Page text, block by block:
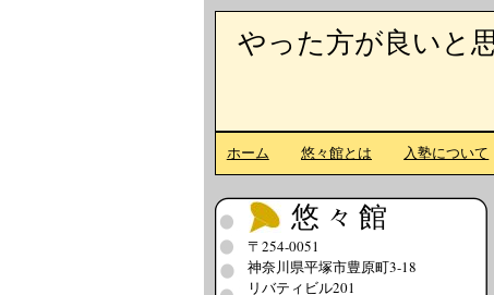
やった方が良いと
ホーム 悠々館とは 入塾について
悠々館
〒254-0051
神奈川県平塚市豊原町3-18
リバティビル201